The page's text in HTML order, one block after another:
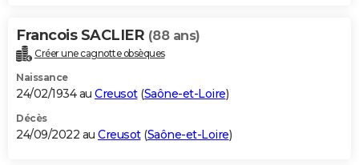
Francois SACLIER (88 ans)
Créer une cagnotte obsèques
Naissance
24/02/1934 au Creusot(Saône-et-Loire)
Décès
24/09/2022 au Creusot(Saône-et-Loire)